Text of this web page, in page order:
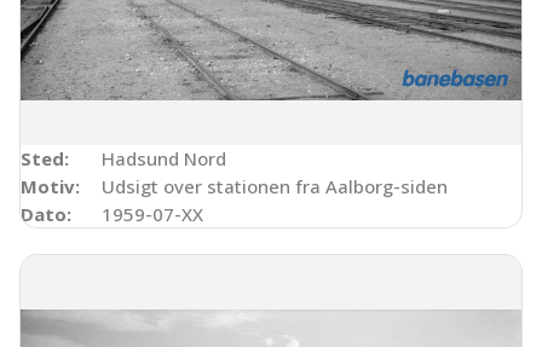
Sted:
Hadsund Nord
Motiv:
Udsigt over stationen fra Aalborg-siden
Dato:
1959-07-XX